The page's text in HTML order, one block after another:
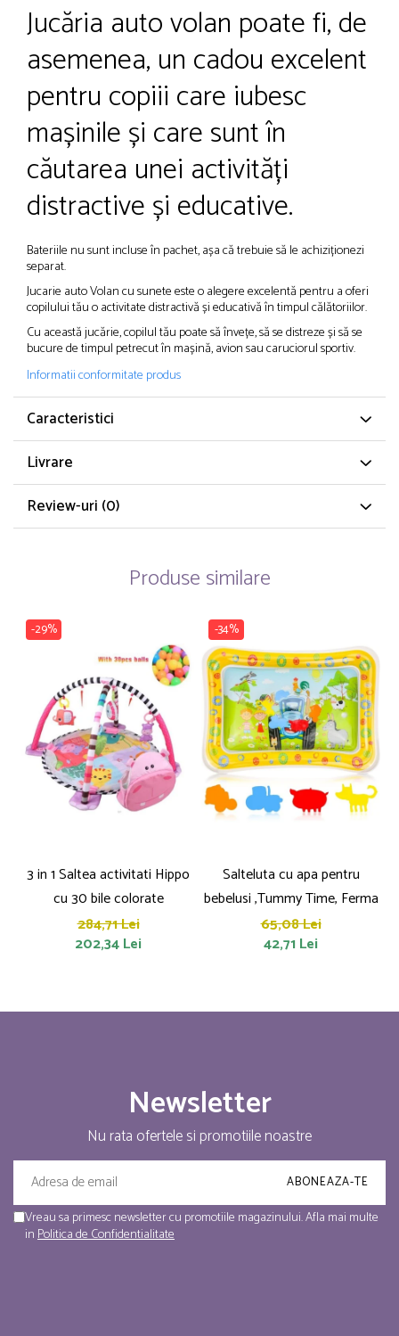
Jucăria auto volan poate fi, de
asemenea, un cadou excelent
pentru copiii care iubesc
mașinile și care sunt în
căutarea unei activități
distractive și educative.
Bateriile nu sunt incluse în pachet, așa că trebuie să le achiziționezi
separat.
Jucarie auto Volan cu sunete este o alegere excelentă pentru a oferi
copilului tău o activitate distractivă și educativă în timpul călătoriilor.
Cu această jucărie, copilul tău poate să învețe, să se distreze și să se
bucure de timpul petrecut în mașină, avion sau caruciorul sportiv.
Informatii conformitate produs
Caracteristici
Livrare
Review-uri (0)
Produse similare
-29%
3 in 1 Saltea activitati Hippo
cu 30 bile colorate
284,71 Lei
202,34 Lei
-34%
Salteluta cu apa pentru
bebelusi ,Tummy Time, Ferma
65,08 Lei
42,71 Lei
Newsletter
Nu rata ofertele si promotiile noastre
Vreau sa primesc newsletter cu promotiile magazinului. Afla mai multe
inPolitica de Confidentialitate